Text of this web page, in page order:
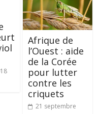
Afrique de
l’Ouest : aide
de la Corée
pour lutter
contre les
criquets
21 septembre